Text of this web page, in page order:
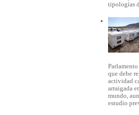
tipologías
que debe
actividad
arraigada
mundo,
estudio